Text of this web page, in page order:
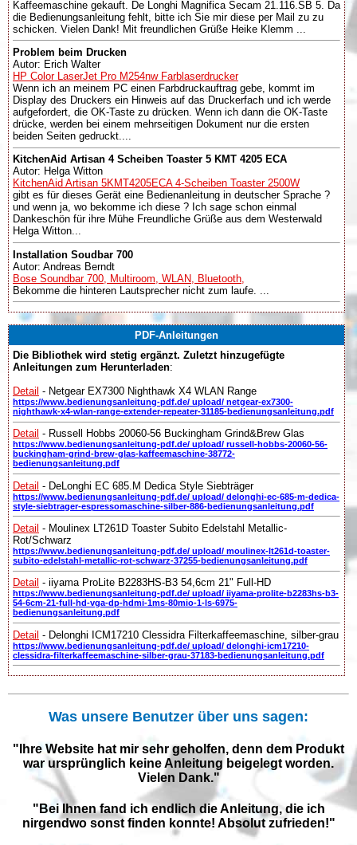
Kaffeemaschine gekauft. De Longhi Magnifica Secam 21.116.SB 5. Da
die Bedienungsanleitung fehlt, bitte ich Sie mir diese per Mail zu zu
schicken. Vielen Dank! Mit freundlichen Grüße Heike Klemm ...
Problem beim Drucken
Autor: Erich Walter
HP Color LaserJet Pro M254nw Farblaserdrucker
Wenn ich an meinem PC einen Farbdruckauftrag gebe, kommt im
Display des Druckers ein Hinweis auf das Druckerfach und ich werde
aufgefordert, die OK-Taste zu drücken. Wenn ich dann die OK-Taste
drücke, werden bei einem mehrseitigen Dokument nur die ersten
beiden Seiten gedruckt....
KitchenAid Artisan 4 Scheiben Toaster 5 KMT 4205 ECA
Autor: Helga Witton
KitchenAid Artisan 5KMT4205ECA 4-Scheiben Toaster 2500W
gibt es für dieses Gerät eine Bedienanleitung in deutscher Sprache ?
und wenn ja, wo bekomme ich diese ? Ich sage schon einmal
Dankeschön für ihre Mühe Freundliche Grüße aus dem Westerwald
Helga Witton...
Installation Soudbar 700
Autor: Andreas Berndt
Bose Soundbar 700, Multiroom, WLAN, Bluetooth,
Bekomme die hinteren Lautsprecher nicht zum laufe. ...
PDF-Anleitungen
Die Bibliothek wird stetig ergänzt. Zuletzt hinzugefügte
Anleitungen zum Herunterladen:
Detail - Netgear EX7300 Nighthawk X4 WLAN Range
https://www.bedienungsanleitung-pdf.de/ upload/ netgear-ex7300-
nighthawk-x4-wlan-range-extender-repeater-31185-bedienungsanleitung.pdf
Detail - Russell Hobbs 20060-56 Buckingham Grind&Brew Glas
https://www.bedienungsanleitung-pdf.de/ upload/ russell-hobbs-20060-56-
buckingham-grind-brew-glas-kaffeemaschine-38772-
bedienungsanleitung.pdf
Detail - DeLonghi EC 685.M Dedica Style Siebträger
https://www.bedienungsanleitung-pdf.de/ upload/ delonghi-ec-685-m-dedica-
style-siebtrager-espressomaschine-silber-886-bedienungsanleitung.pdf
Detail - Moulinex LT261D Toaster Subito Edelstahl Metallic-
Rot/Schwarz
https://www.bedienungsanleitung-pdf.de/ upload/ moulinex-lt261d-toaster-
subito-edelstahl-metallic-rot-schwarz-37255-bedienungsanleitung.pdf
Detail - iiyama ProLite B2283HS-B3 54,6cm 21" Full-HD
https://www.bedienungsanleitung-pdf.de/ upload/ iiyama-prolite-b2283hs-b3-
54-6cm-21-full-hd-vga-dp-hdmi-1ms-80mio-1-ls-6975-
bedienungsanleitung.pdf
Detail - Delonghi ICM17210 Clessidra Filterkaffeemaschine, silber-grau
https://www.bedienungsanleitung-pdf.de/ upload/ delonghi-icm17210-
clessidra-filterkaffeemaschine-silber-grau-37183-bedienungsanleitung.pdf
Was unsere Benutzer über uns sagen:
"Ihre Website hat mir sehr geholfen, denn dem Produkt
war ursprünglich keine Anleitung beigelegt worden.
Vielen Dank."
"Bei Ihnen fand ich endlich die Anleitung, die ich
nirgendwo sonst finden konnte! Absolut zufrieden!"